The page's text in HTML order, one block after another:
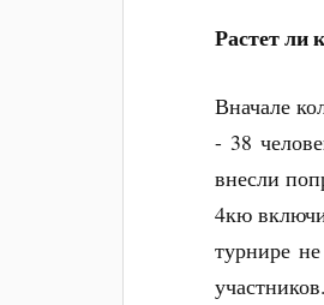
Растет ли
Вначале
- 38
внесли
4кю
турнире